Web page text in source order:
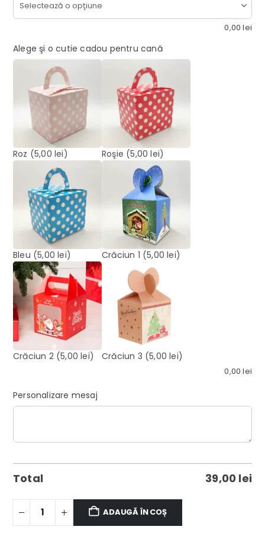
0,00lei
Alege şi o cutie cadou pentru cană
Roz (5,00 lei) Roşie (5,00 lei)
Bleu (5,00 lei) Crăciun 1 (5,00 lei)
Crăciun 2(5,00 lei) Crăciun 3 (5,00 lei)
0,00lei
Personalizare mesaj
Total 39,00 lei
ADAUGĂ ÎN COȘ